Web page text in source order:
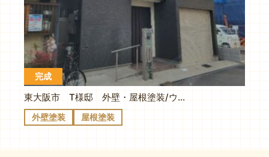
完成
東大阪市 T様邸 外壁・屋根塗装/ウィザードコッパー×ブロークンホワイト
外壁塗装 屋根塗装